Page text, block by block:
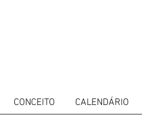
CONCEITO CALENDÁRIO